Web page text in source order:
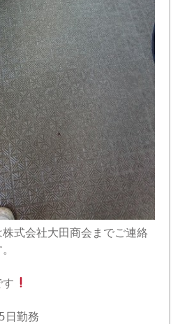
式会社大田商会までご連絡
す
勤務